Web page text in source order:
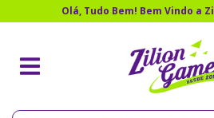
Olá, Tudo Bem! Bem Vindo a